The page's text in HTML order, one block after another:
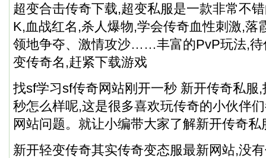
超变合击传奇下载,超变私服是一款非常不
K,血战红名,杀人爆物,学会传奇血性刺激,落
领地争夺、激情攻沙……丰富的PvP玩法,待
变传奇名,赶紧下载游戏
找sf学习sf传奇网站刚开一秒 新开传奇私服
秒怎么样呢,这是很多喜欢玩传奇的小伙伴
网站问题。就让小编带大家了解新开传奇私
新开轻变传奇其实传奇变态服最新网站,没